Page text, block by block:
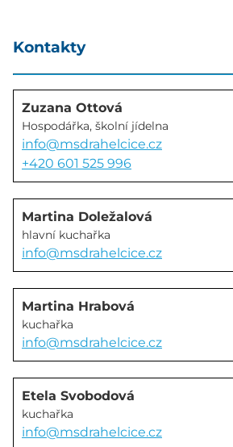
Kontakty
Zuzana Ottová
Hospodářka, školní jídelna
info@msdrahelcice.cz
+420 601 525 996
Martina Doležalová
hlavní kuchařka
info@msdrahelcice.cz
Martina Hrabová
kuchařka
info@msdrahelcice.cz
Etela Svobodová
kuchařka
info@msdrahelcice.cz